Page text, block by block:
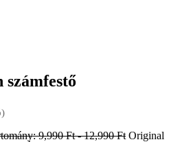
számfestő
9,990 Ft - 12,990 Ft Original